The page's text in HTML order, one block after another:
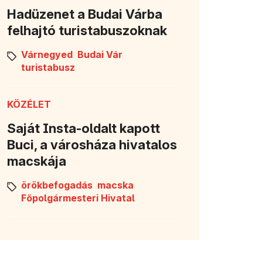
Hadüzenet a Budai Várba
felhajtó turistabuszoknak
Várnegyed Budai Vár
turistabusz
KÖZÉLET
Saját Insta-oldalt kapott
Buci, a városháza hivatalos
macskája
örökbefogadás macska
Főpolgármesteri Hivatal